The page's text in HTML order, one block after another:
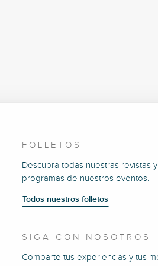
FOLLETOS
Descubra todas nuestras revistas
programas de nuestros eventos.
Todos nuestros folletos
SIGA CON NOSOTROS
Comparte tus experiencias y tus